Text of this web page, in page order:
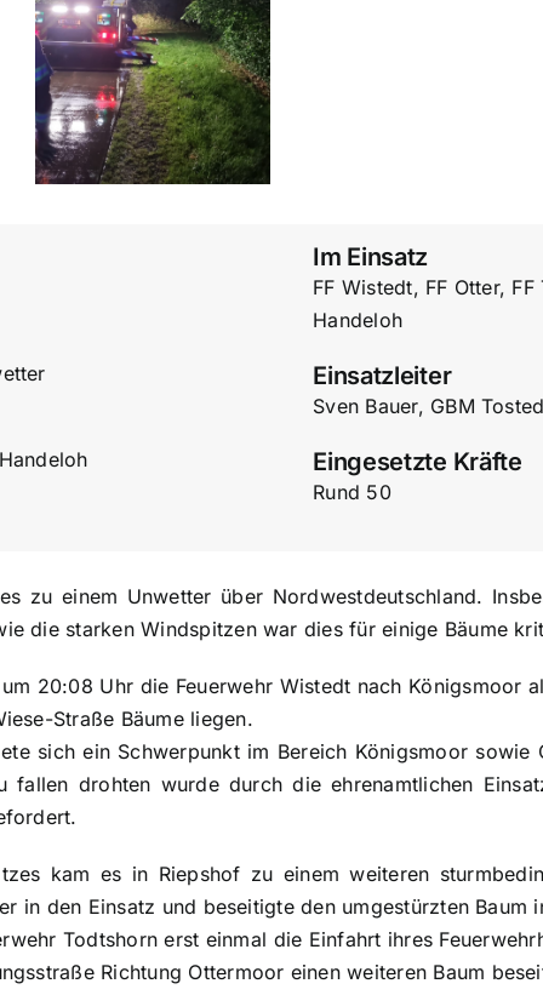
Im Einsatz
FF Wistedt, FF Otter,
Handeloh
Einsatzleiter
Sven Bauer, GBM
Eingesetzte Kräfte
Rund 50
zu einem Unwetter über Nordwestdeutschland.
die starken Windspitzen war dies für einige Bäume
20:08 Uhr die Feuerwehr Wistedt nach Königsmoor
Straße Bäume liegen.
sich ein Schwerpunkt im Bereich Königsmoor sowie
fallen drohten wurde durch die ehrenamtlichen
kam es in Riepshof zu einem weiteren
in den Einsatz und beseitigte den umgestürzten Baum
Todtshorn erst einmal die Einfahrt ihres
Richtung Ottermoor einen weiteren Baum